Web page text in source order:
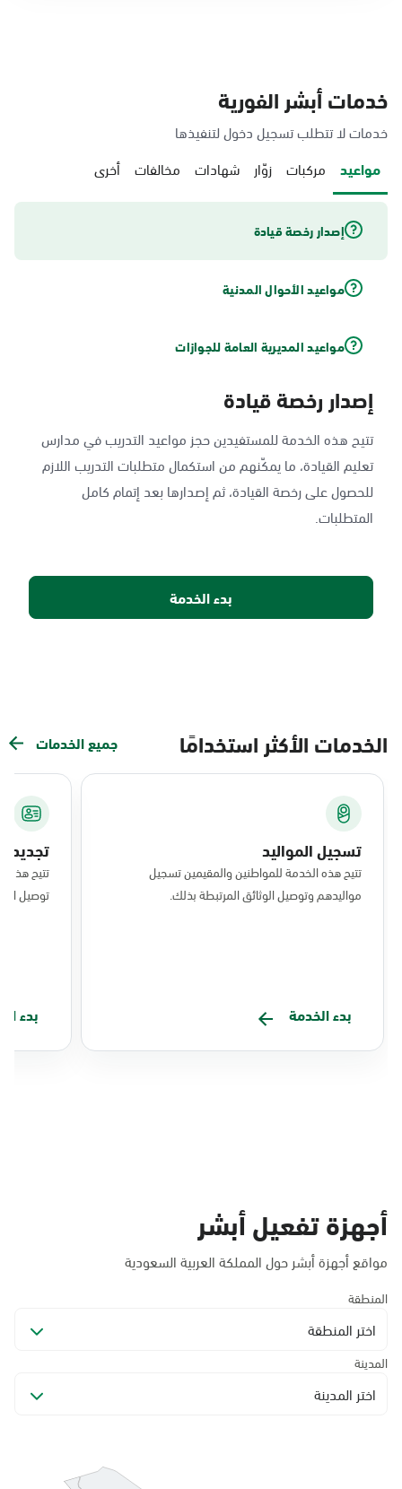
خدمات أبشر الفورية
خدمات لا تتطلب تسجيل دخول لتنفيذها
مواعيد مركبات زوّار شهادات مخالفات أخرى
إصدار رخصة قيادة
مواعيد الأحوال المدنية
مواعيد المديرية العامة للجوازات
إصدار رخصة قيادة
تتيح هذه الخدمة للمستفيدين حجز مواعيد التدريب في مدارس
تعليم القيادة، ما يمكّنهم من استكمال متطلبات التدريب اللازم
للحصول على رخصة القيادة، ثم إصدارها بعد إتمام كامل
المتطلبات.
بدء الخدمة
الخدمات الأكثر استخدامًا جميع الخدمات
تسجيل المواليد
تتيح هذه الخدمة للمواطنين والمقيمين تسجيل
مواليدهم وتوصيل الوثائق المرتبطة بذلك.
بدء الخدمة
تجديد
تتيح هذه
توصيل
بدء
أجهزة تفعيل أبشر
مواقع أجهزة أبشر حول المملكة العربية السعودية
المنطقة
اختر المنطقة
المدينة
اختر المدينة